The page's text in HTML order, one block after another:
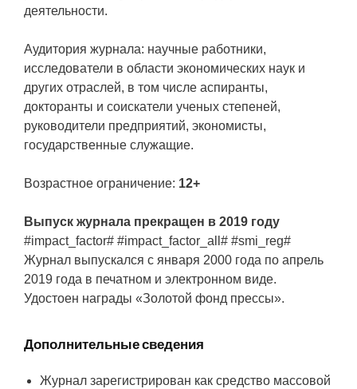
деятельности.
Аудитория журнала: научные работники,
исследователи в области экономических наук и
других отраслей, в том числе аспиранты,
докторанты и соискатели ученых степеней,
руководители предприятий, экономисты,
государственные служащие.
Возрастное ограничение: 12+
Выпуск журнала прекращен в 2019 году
#impact_factor# #impact_factor_all# #smi_reg#
Журнал выпускался с января 2000 года по апрель
2019 года в печатном и электронном виде.
Удостоен награды «Золотой фонд прессы».
Дополнительные сведения
Журнал зарегистрирован как средство массовой